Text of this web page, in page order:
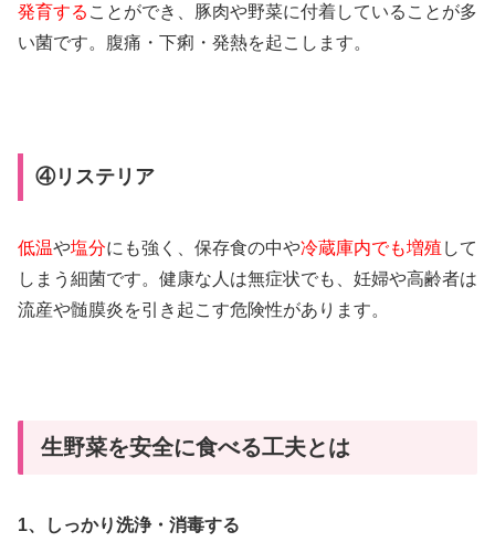
発育する ことができ、豚肉や野菜に付着していることが多
い菌です。腹痛・下痢・発熱を起こします。
④リステリア
低温や塩分にも強く、保存食の中や冷蔵庫内でも増殖 して
しまう細菌です。健康な人は無症状でも、妊婦や高齢者は
流産や髄膜炎を引き起こす危険性があります。
生野菜を安全に食べる工夫とは
1、しっかり洗浄・消毒する